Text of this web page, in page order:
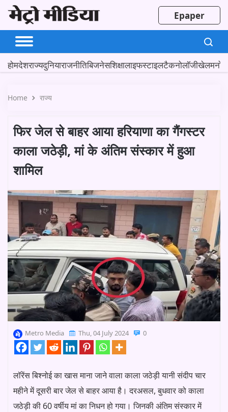
Epaper
होमदेशराज्यदुनियाराजनीतिबिजनेसशिक्षालाइफस्टाइलटैकनोलॉजीखेल
Home राज्य
फिर जेल से बाहर आया हरियाणा का गैंगस्टर
काला जठेड़ी, मां के अंतिम संस्कार में हुआ
शामिल
Metro Media Thu, 04 July 2024 0
लॉरेंस बिश्नोई का खास माना जाने वाला काला जठेड़ी यानी संदीप चार
महीने में दूसरी बार जेल से बाहर आया है। दरअसल, बुधवार को काला
जठेड़ी की 60 वर्षीय मां का निधन हो गया। जिनकी अंतिम संस्कार में